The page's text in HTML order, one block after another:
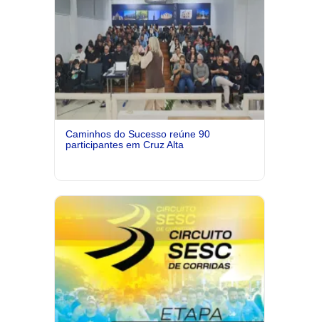
Caminhos do Sucesso reúne 90
participantes em Cruz Alta